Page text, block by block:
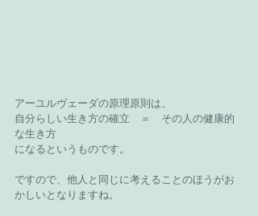
アーユルヴェーダの原理原則は、
自分らしい生き方の確立　＝　その人の健康的
な生き方
になるというものです。
ですので、他人と同じに考えることのほうがお
かしいとなりますね。